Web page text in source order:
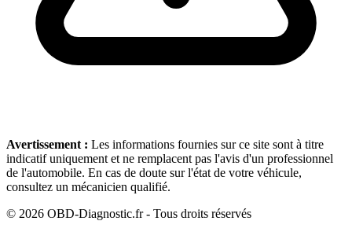
Avertissement : Les informations fournies sur ce site sont à titre
indicatif uniquement et ne remplacent pas l'avis d'un professionnel
de l'automobile. En cas de doute sur l'état de votre véhicule,
consultez un mécanicien qualifié.
© 2026 OBD-Diagnostic.fr - Tous droits réservés